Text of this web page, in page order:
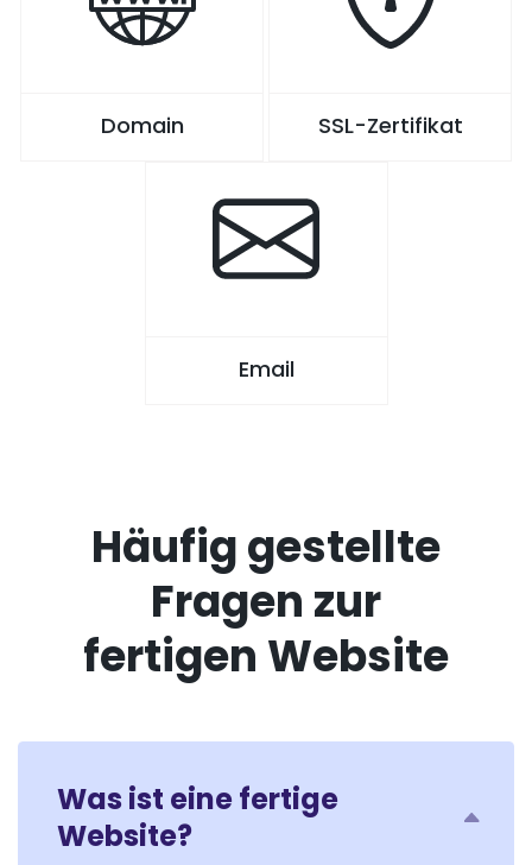
Domain SSL-Zertifikat
Email
Häufig gestellte
Fragen zur
fertigen Website
Was ist eine fertige
Website?